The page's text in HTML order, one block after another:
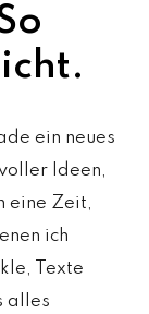
ein neues
Ideen,
eine Zeit,
ich
Texte
alles